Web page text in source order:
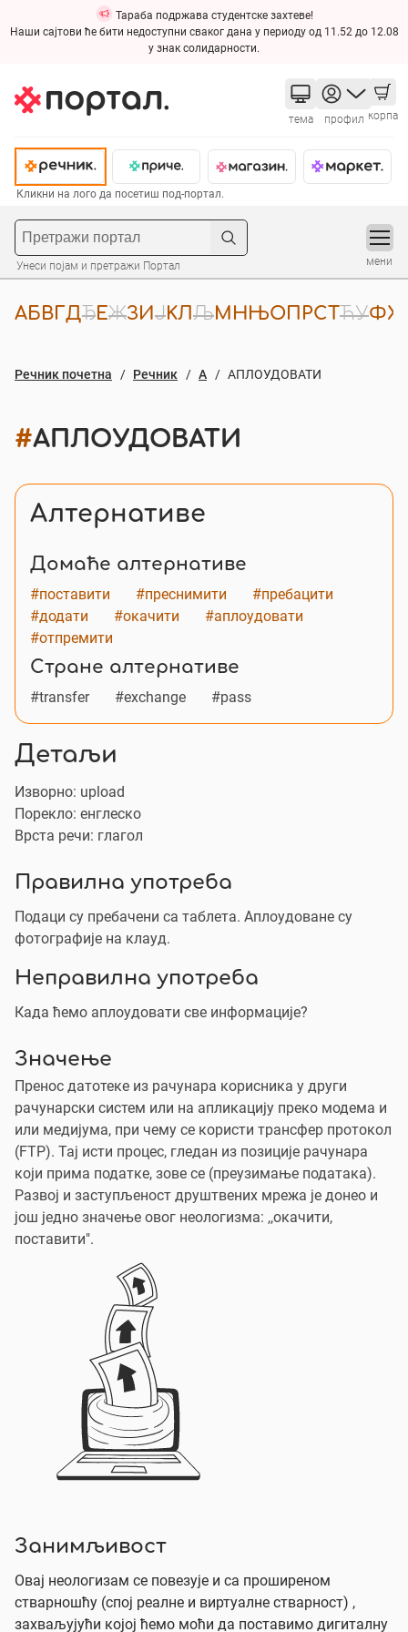
Тараба подржава студентске захтеве!
Наши сајтови ће бити недоступни сваког дана у периоду од 11.52 до 12.08
у знак солидарности.
тема профил корпа
Кликни на лого да посетиш под-портал.
Унеси појам и претражи Портал мени
АБВГ ДЂЕЖЗИЈКЛЉМНЊОПРС Т ЋУФХ
Речник почетна Речник A АПЛОУДОВАТИ
#АПЛОУДОВАТИ
Алтернативе
Домаће алтернативе
#поставити #преснимити
#пребацити
#додати
#окачити
#аплоудовати
#отпремити
Стране алтернативе
#transfer #exchange #pass
Детаљи
Изворно: upload
Порекло: енглеско
Врста речи: глагол
Правилна употреба
Подаци су пребачени са таблета. Аплоудоване су
фотографије на клауд.
Неправилна употреба
Када ћемо аплоудовати све информације?
Значење
Пренос датотеке из рачунара корисника у други
рачунарски систем или на апликацију преко модема и
или медијума, при чему се користи трансфер протокол
(FTP). Тај исти процес, гледан из позиције рачунара
који прима податке, зове се (преузимање података).
Развој и заступљеност друштвених мрежа је донео и
још једно значење овог неологизма: ,,окачити,
поставити".
Занимљивост
Овај неологизам се повезује и са проширеном
стварношћу (спој реалне и виртуалне стварност) ,
захваљујући којој ћемо моћи да поставимо дигиталну